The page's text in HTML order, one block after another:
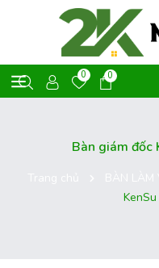
0 0
Bàn giám đốc